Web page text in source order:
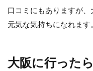
口コミにもありますが
元気な気持ちになれます
大阪に行った